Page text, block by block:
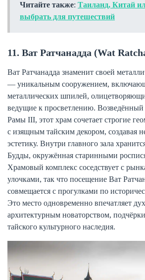
Читайте также: Таиланд, Китай
выбрать для путешествий
11. Ват Ратчанадда (Wat
Ват Ратчанадда знаменит своей
— уникальным сооружением,
металлических шпилей,
ведущие к просветлению. Возведённый
Рамы III, этот храм сочетает строгие
с изящным тайским декором, создавая
эстетику. Внутри главного зала
Будды, окружённая старинными
Храмовый комплекс соседствует с
улочками, так что посещение Ват
совмещается с прогулками по
Это место одновременно впечатляет
архитектурным новаторством,
тайского культурного наследия.